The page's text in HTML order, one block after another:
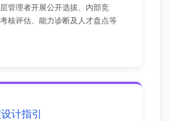
管理者开展公开选拔、内部竞
核评估、能力诊断及人才盘点等
计指引